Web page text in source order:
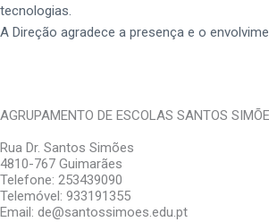
tecnologias.
A Direção agradece a presença e o
AGRUPAMENTO DE ESCOLAS SANTOS
Rua Dr. Santos Simões
4810-767 Guimarães
Telefone: 253439090
Telemóvel: 933191355
Email: de@santossimoes.edu.pt